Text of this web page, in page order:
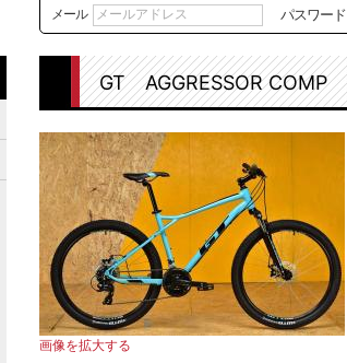
メール パスワード
GT AGGRESSOR COMP
画像を拡大する